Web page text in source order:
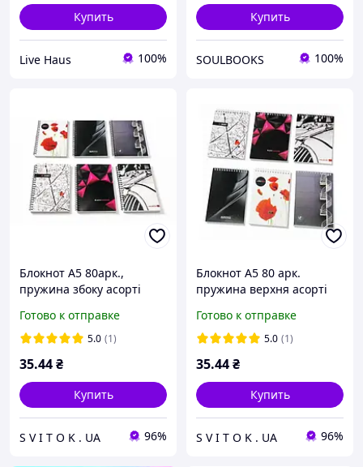
Купить
Live Haus 100%
Купить
SOULBOOKS 100%
Блокнот А5 80арк.,
пружина збоку асорті
Готово к отправке
5.0 (1)
35.44₴
Купить
S V I T O K . UA 96%
Блокнот А5 80 арк.
пружина верхня асорті
Готово к отправке
5.0 (1)
35.44₴
Купить
S V I T O K . UA 96%